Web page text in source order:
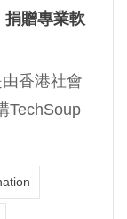
贈專業軟
香港社會
TechSoup